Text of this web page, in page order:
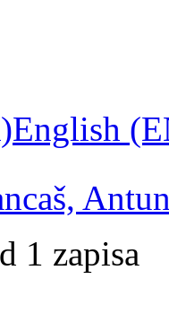
English
1 zapisa